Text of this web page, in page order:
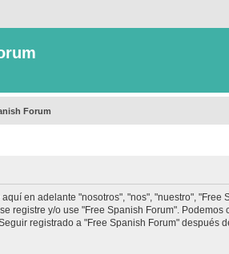
Forum
en adelante "nosotros", "nos", "nuestro",
registre y/o use "Free Spanish Forum".
registrado a "Free Spanish Forum"